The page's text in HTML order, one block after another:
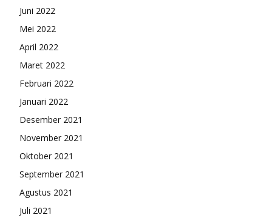
Juni 2022
Mei 2022
April 2022
Maret 2022
Februari 2022
Januari 2022
Desember 2021
November 2021
Oktober 2021
September 2021
Agustus 2021
Juli 2021